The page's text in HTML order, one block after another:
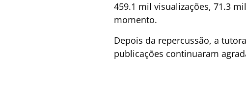
459.1 mil visualizações, 71.3
momento.
Depois da repercussão, a
publicações continuaram